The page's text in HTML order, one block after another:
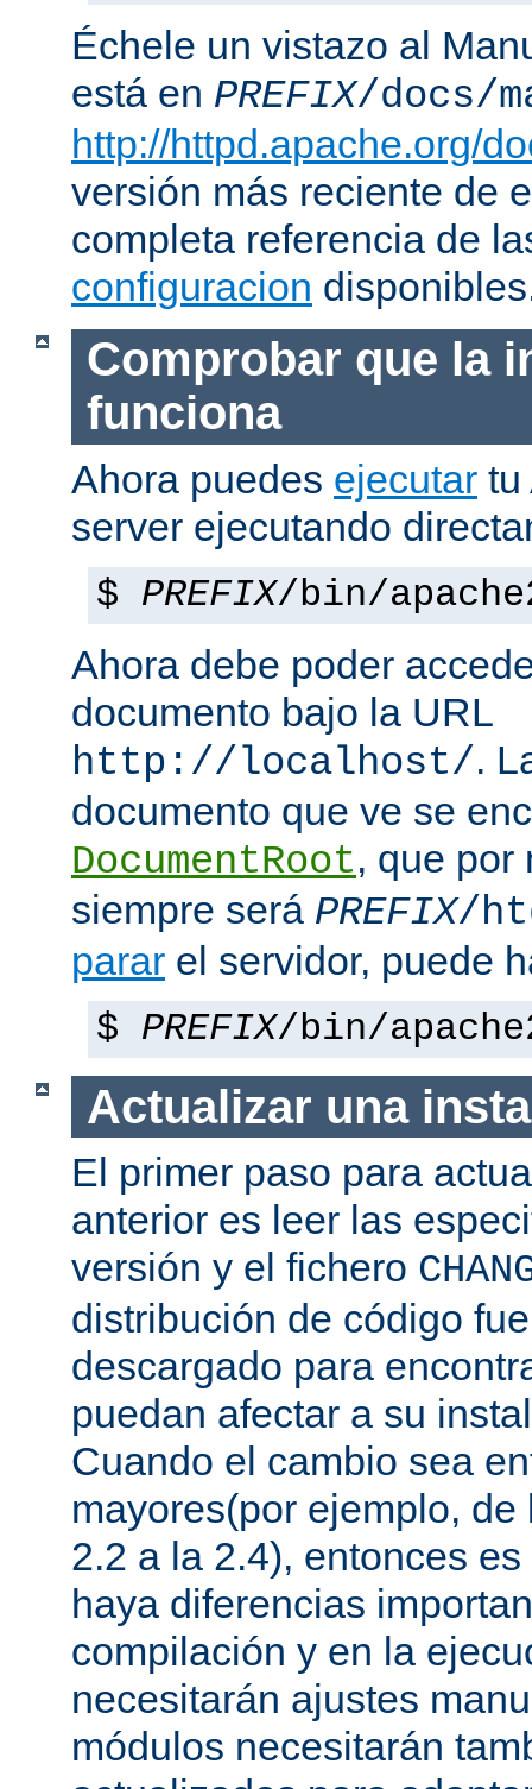
Échele un vistazo al
está en PREFIX/docs/
http://httpd.apache.org/
versión más reciente de
completa referencia de
configuracion
Comprobar que la
funciona
Ahora puedes ejecutar tu
server ejecutando
$ PREFIX/bin/
Ahora debe poder
documento bajo la URL
http://localhost/.
documento que ve se
DocumentRoot, que por
siempre será PREFIX/
parar el servidor, puede
$ PREFIX/bin/
Actualizar una
El primer paso para
anterior es leer las
versión y el fichero
distribución de código
descargado para
puedan afectar a su
Cuando el cambio sea
mayores(por ejemplo,
2.2 a la 2.4), entonces
haya diferencias
compilación y en la
necesitarán ajustes
módulos necesitarán